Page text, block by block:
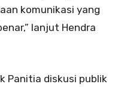
komunikasi yang
lanjut Hendra
Panitia diskusi publik